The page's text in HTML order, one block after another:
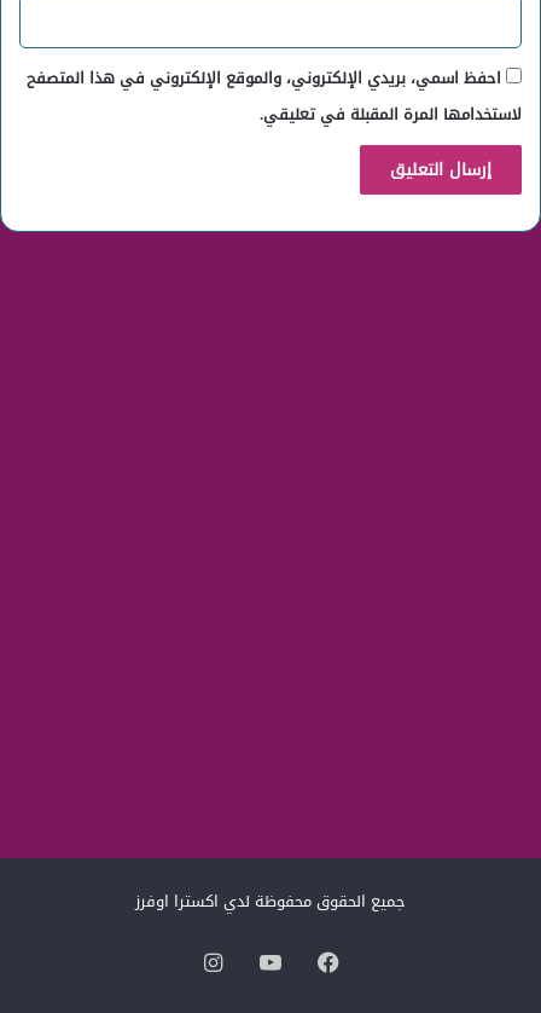
احفظ اسمي، بريدي الإلكتروني، والموقع الإلكتروني في هذا المتصفح
لاستخدامها المرة المقبلة في تعليقي.
جميع الحقوق محفوظة لدي اكسترا اوفرز
فيسبوك‫YouTubeانستقرام